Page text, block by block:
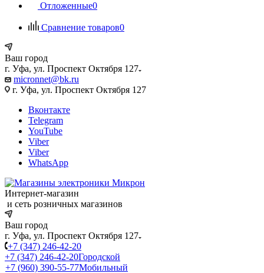
Отложенные0
Сравнение товаров0
Ваш город
г. Уфа, ул. Проспект Октября 127
micronnet@bk.ru
г. Уфа, ул. Проспект Октября 127
Вконтакте
Telegram
YouTube
Viber
Viber
WhatsApp
Интернет-магазин
и сеть розничных магазинов
Ваш город
г. Уфа, ул. Проспект Октября 127
+7 (347) 246-42-20
+7 (347) 246-42-20Городской
+7 (960) 390-55-77Мобильный